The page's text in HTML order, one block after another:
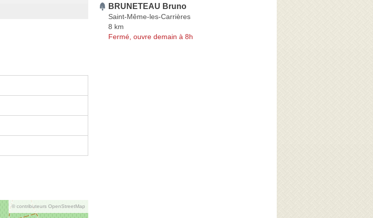
© contributeurs OpenStreetMap
BRUNETEAU Bruno
Saint-Même-les-Carrières
8 km
Fermé, ouvre demain à 8h